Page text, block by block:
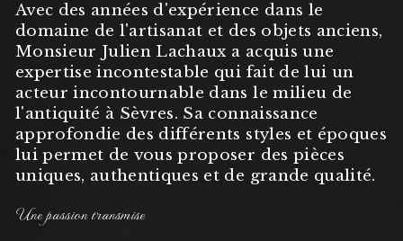
Avec des années d'expérience dans le
domaine de l'artisanat et des objets anciens,
Monsieur Julien Lachaux a acquis une
expertise incontestable qui fait de lui un
acteur incontournable dans le milieu de
l'antiquité à Sèvres. Sa connaissance
approfondie des différents styles et époques
lui permet de vous proposer des pièces
uniques, authentiques et de grande qualité.
Une passion transmise